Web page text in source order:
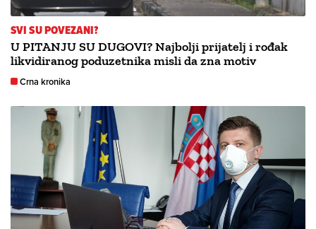
SVI SU POVEZANI?
U PITANJU SU DUGOVI? Najbolji prijatelj i rođak
likvidiranog poduzetnika misli da zna motiv
Crna kronika